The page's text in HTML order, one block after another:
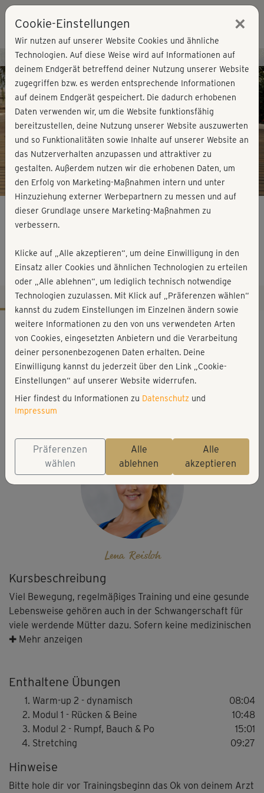
Play
Video
Kursvorschau - Jetzt mitmachen!
Fitness für Schwangere -
Komplettprogramm
Kursbeschreibung
Viel Bewegung, regelmäßiges Training und eine gesunde
Lebensweise gehören auch in der Schwangerschaft für
viele werdende Mütter dazu. Sofern keine medizinischen
Gründe gegen ein Workout sprechen, findest du in den
Sportprogramm. Du kannst sie in der gesamten
Schwangerschaft gut absolvieren, da bewusst auf
Sprünge, schnelle Bewegungen mit hoher Intensität und
Crunches verzichtet wird.
Rückenschmerzen gezielt entgegenzuwirken und einer
zu starken Gewichtszunahme (auch durch unnötige
✚ Mehr anzeigen
Enthaltene Übungen
Warm-up 2 - dynamisch
08:04
Modul 1 - Rücken & Beine
10:48
Modul 2 - Rumpf, Bauch & Po
15:01
Stretching
09:27
Hinweise
Bitte hole dir vor Trainingsbeginn das Ok von deinem Arzt
Workout-Facts
mittelschwer
43 Min
190 kcal
Lena Reisloh
Matte
Lena Reisloh
Cookie-Einstellungen ×
Wir nutzen auf unserer Website Cookies und ähnliche
Technologien. Auf diese Weise wird auf Informationen auf
deinem Endgerät betreffend deiner Nutzung unserer Website
zugegriffen bzw. es werden entsprechende Informationen
auf deinem Endgerät gespeichert. Die dadurch erhobenen
Daten verwenden wir, um die Website funktionsfähig
bereitzustellen, deine Nutzung unserer Website auszuwerten
und so Funktionalitäten sowie Inhalte auf unserer Website an
das Nutzerverhalten anzupassen und attraktiver zu
gestalten. Außerdem nutzen wir die erhobenen Daten, um
den Erfolg von Marketing-Maßnahmen intern und unter
Hinzuziehung externer Werbepartnern zu messen und auf
dieser Grundlage unsere Marketing-Maßnahmen zu
verbessern.
Klicke auf „Alle akzeptieren“, um deine Einwilligung in den
Einsatz aller Cookies und ähnlichen Technologien zu erteilen
oder „Alle ablehnen“, um lediglich technisch notwendige
Technologien zuzulassen. Mit Klick auf „Präferenzen wählen“
kannst du zudem Einstellungen im Einzelnen ändern sowie
weitere Informationen zu den von uns verwendeten Arten
von Cookies, eingesetzten Anbietern und die Verarbeitung
deiner personenbezogenen Daten erhalten. Deine
Einwilligung kannst du jederzeit über den Link „Cookie-
Einstellungen“ auf unserer Website widerrufen.
Hier findest du Informationen zu Datenschutz und
Impressum
Präferenzen
wählen
Alle
ablehnen
Alle
akzeptieren